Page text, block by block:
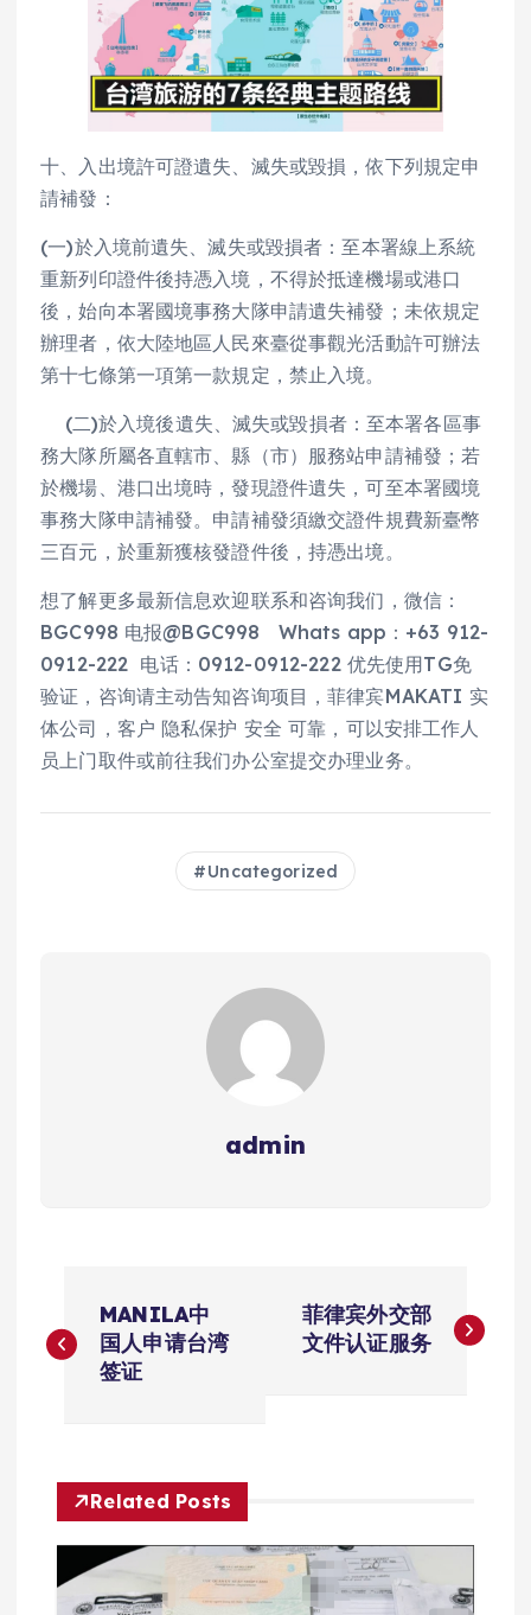
十、入出境許可證遺失、滅失或毀損，依下列規定申
請補發：
(一)於入境前遺失、滅失或毀損者：至本署線上系統
重新列印證件後持憑入境，不得於抵達機場或港口
後，始向本署國境事務大隊申請遺失補發；未依規定
辦理者，依大陸地區人民來臺從事觀光活動許可辦法
第十七條第一項第一款規定，禁止入境。
(二)於入境後遺失、滅失或毀損者：至本署各區事
務大隊所屬各直轄市、縣（市）服務站申請補發；若
於機場、港口出境時，發現證件遺失，可至本署國境
事務大隊申請補發。申請補發須繳交證件規費新臺幣
三百元，於重新獲核發證件後，持憑出境。
想了解更多最新信息欢迎联系和咨询我们，微信：
BGC998 电报@BGC998 Whats app：+63 912-
0912-222 电话：0912-0912-222 优先使用TG免
验证，咨询请主动告知咨询项目，菲律宾MAKATI 实
体公司，客户 隐私保护 安全 可靠，可以安排工作人
员上门取件或前往我们办公室提交办理业务。
Uncategorized
admin
章
航
MANILA中
国人申请台湾
签证
菲律宾外交部
文件认证服务
Related Posts